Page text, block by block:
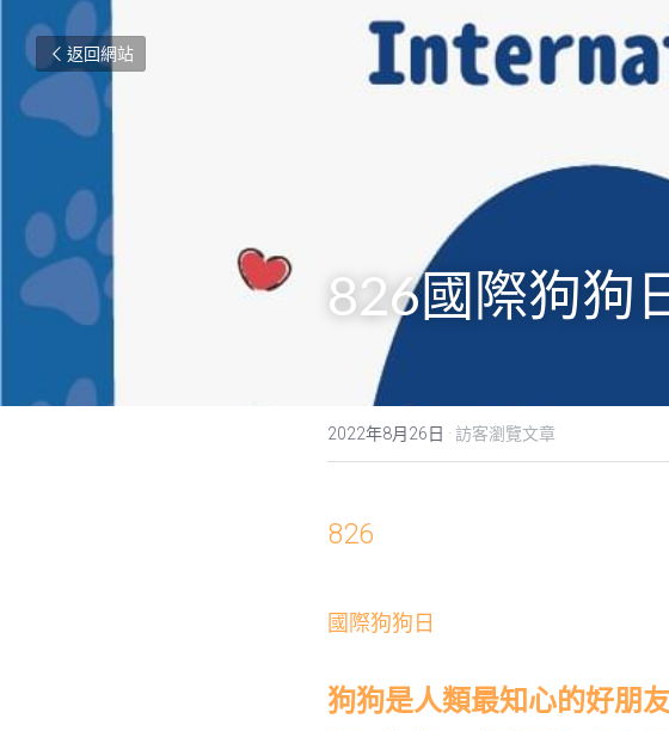
返回網站
826國際狗狗
2022年8月26日 · 訪客瀏覽文章
826
國際狗狗日
狗狗是人類最知心的好朋友